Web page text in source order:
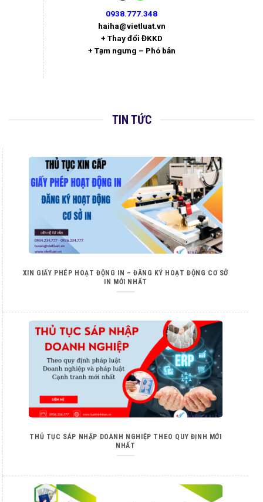
0938.777.348
haiha@vietluat.vn
+ Thay đổi ĐKKD
+ Tạm ngưng – Phó bản
TIN TỨC
XIN GIẤY PHÉP HOẠT ĐỘNG IN – ĐĂNG KÝ HOẠT ĐỘNG CƠ SỞ
IN MỚI NHẤT
THỦ TỤC SÁP NHẬP DOANH NGHIỆP THEO QUY ĐỊNH MỚI
NHẤT